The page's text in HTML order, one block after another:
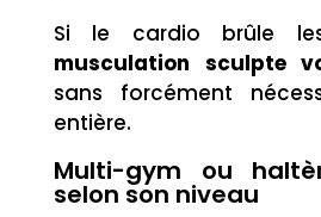
Si le cardio brûle
musculation sculpte
sans forcément
entière.
Multi-gym ou
selon son niveau